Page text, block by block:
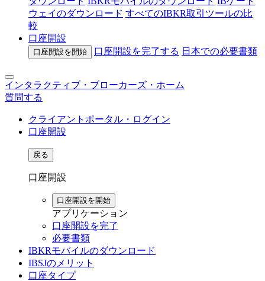
ウェイのダウンロード すべてのIBKR取引ツールの比
較
口座開設
口座開設を開始 口座開設を完了する 日本での必要書類
インタラクティブ・ブローカーズ・ホーム
質問する
クライアントポータル・ログイン
口座開設
戻る
口座開設
口座開設を開始
アプリケーション
口座開設を完了
必要書類
IBKRモバイルのダウンロード
IBSJのメリット
口座タイプ